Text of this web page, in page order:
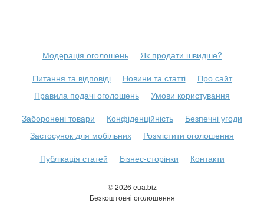
© 2026 eua.biz
Безкоштовні оголошення
Модерація оголошень
Як продати швидше?
Питання та відповіді
Новини та статті
Про сайт
Правила подачі оголошень
Умови користування
Заборонені товари
Конфіденційність
Безпечні угоди
Застосунок для мобільних
Розмістити оголошення
Публікація статей
Бізнес-сторінки Контакти